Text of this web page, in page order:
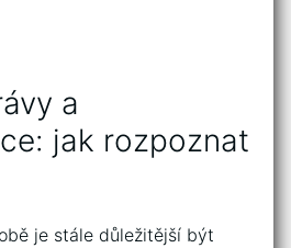
a
jak rozpoznat
je stále důležitější být